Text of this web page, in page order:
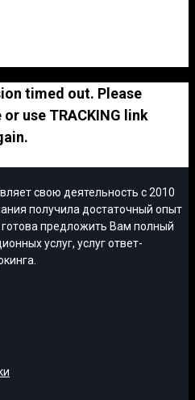
timed out. Please
use TRACKING link
свою деятельность с 2010
получила достаточный опыт
готова предложить Вам полный
услуг, услуг ответ-